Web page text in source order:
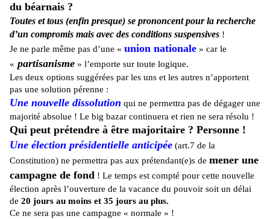
du béarnais ?
Toutes et tous (enfin presque) se prononcent pour la recherche
d’un compromis mais avec des conditions suspensives !
Je ne parle même pas d’une « union nationale » car le
« partisanisme » l’emporte sur toute logique.
Les deux options suggérées par les uns et les autres n’apportent
pas une solution pérenne :
Une nouvelle dissolution qui ne permettra pas de dégager une
majorité absolue ! Le big bazar continuera et rien ne sera résolu !
Qui peut prétendre à être majoritaire ? Personne !
Une élection présidentielle anticipée (art.7 de la
Constitution) ne permettra pas aux prétendant(e)s de mener une
campagne de fond ! Le temps est compté pour cette nouvelle
élection après l’ouverture de la vacance du pouvoir soit un délai
de 20 jours au moins et 35 jours au plus.
Ce ne sera pas une campagne « normale » !